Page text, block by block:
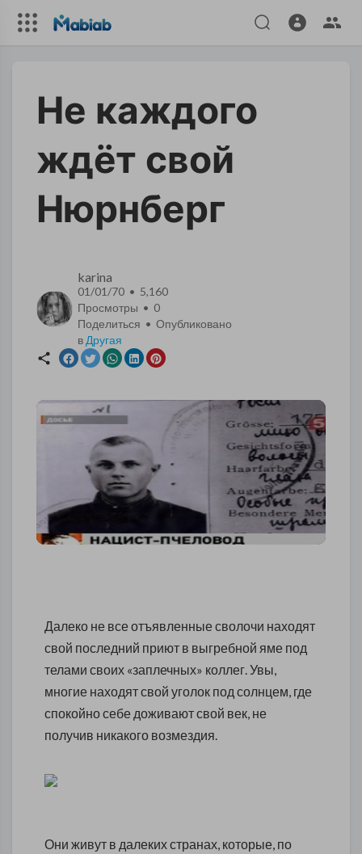
​Не каждого
ждёт свой
Нюрнберг
karina
01/01/70 • 5,160
Просмотры • 0
Поделиться • Опубликовано
в Другая
Далеко не все отъявленные сволочи находят
свой последний приют в выгребной яме под
телами своих «заплечных» коллег. Увы,
многие находят свой уголок под солнцем, где
спокойно себе доживают свой век, не
получив никакого возмездия.
Они живут в далеких странах, которые, по